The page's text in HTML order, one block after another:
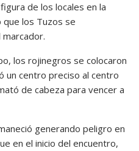
de los locales en la
los Tuzos se
los rojinegros se colocaron
un centro preciso al centro
de cabeza para vencer a
generando peligro en
en el inicio del encuentro,